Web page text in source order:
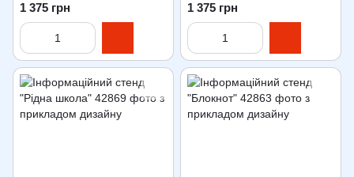
1 375 грн 1 375 грн